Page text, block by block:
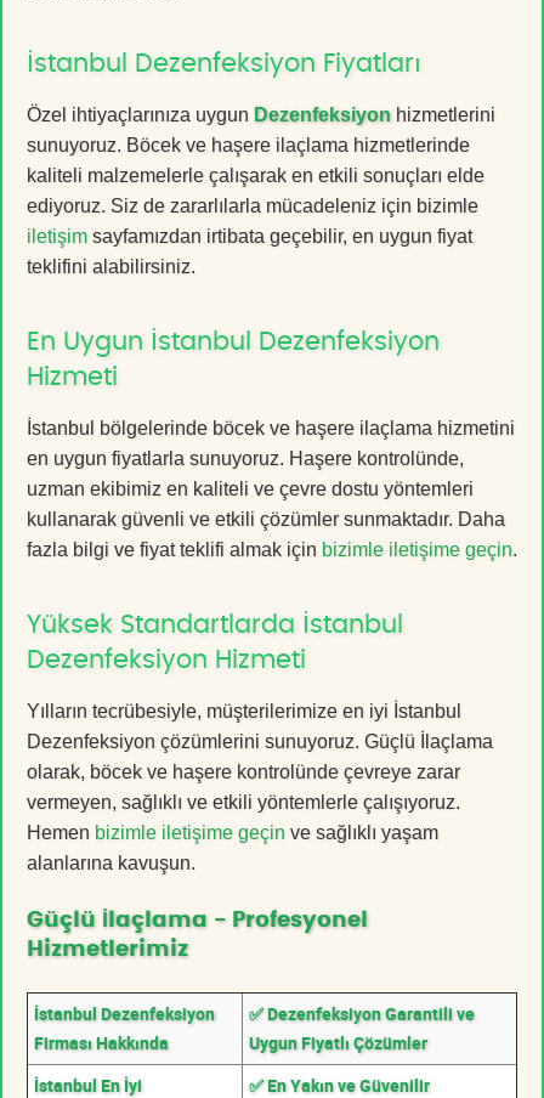
İstanbul Dezenfeksiyon Fiyatları
Özel ihtiyaçlarınıza uygun Dezenfeksiyon hizmetlerini
sunuyoruz. Böcek ve haşere ilaçlama hizmetlerinde
kaliteli malzemelerle çalışarak en etkili sonuçları elde
ediyoruz. Siz de zararlılarla mücadeleniz için bizimle
iletişim sayfamızdan irtibata geçebilir, en uygun fiyat
teklifini alabilirsiniz.
En Uygun İstanbul Dezenfeksiyon
Hizmeti
İstanbul bölgelerinde böcek ve haşere ilaçlama hizmetini
en uygun fiyatlarla sunuyoruz. Haşere kontrolünde,
uzman ekibimiz en kaliteli ve çevre dostu yöntemleri
kullanarak güvenli ve etkili çözümler sunmaktadır. Daha
fazla bilgi ve fiyat teklifi almak için bizimle iletişime geçin.
Yüksek Standartlarda İstanbul
Dezenfeksiyon Hizmeti
Yılların tecrübesiyle, müşterilerimize en iyi İstanbul
Dezenfeksiyon çözümlerini sunuyoruz. Güçlü İlaçlama
olarak, böcek ve haşere kontrolünde çevreye zarar
vermeyen, sağlıklı ve etkili yöntemlerle çalışıyoruz.
Hemen bizimle iletişime geçin ve sağlıklı yaşam
alanlarına kavuşun.
Güçlü İlaçlama - Profesyonel
Hizmetlerimiz
İstanbul Dezenfeksiyon
Firması Hakkında
✅ Dezenfeksiyon Garantili ve
Uygun Fiyatlı Çözümler
İstanbul En İyi
✅ En Yakın ve Güvenilir